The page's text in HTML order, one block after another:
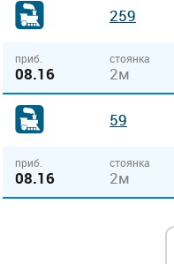
259
приб.
08.16
стоянка
2м
59
приб.
08.16
стоянка
2м